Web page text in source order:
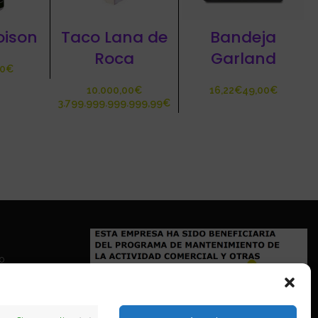
€
Taco Lana de
Roca
€
€
Bandeja
Garland
€ €